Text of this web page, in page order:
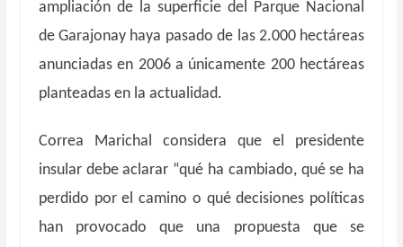
ampliación de la superficie del Parque Nacional
de Garajonay haya pasado de las 2.000 hectáreas
anunciadas en 2006 a únicamente 200 hectáreas
planteadas en la actualidad.
Correa Marichal considera que el presidente
insular debe aclarar “qué ha cambiado, qué se ha
perdido por el camino o qué decisiones políticas
han provocado que una propuesta que se